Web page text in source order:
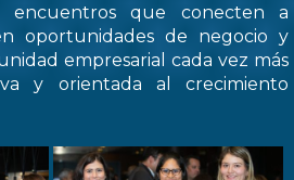
encuentros que conecten a
oportunidades de negocio y
empresarial cada vez más
y orientada al crecimiento